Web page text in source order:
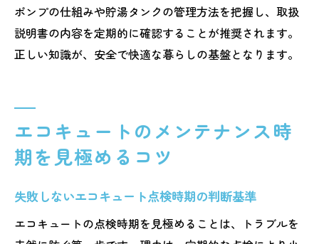
トラブル回避へエコキュート情報の正しい
見極め方
悪質業者を見抜くためのポイントと注意点
コツ
迷惑電話被害を防ぐエコキュート利用の心
エコキュート交換時に確認すべき費用の内
ポンプの仕組みや貯湯タンクの管理方法を把握し、取扱
説明書の内容を定期的に確認することが推奨されます。
正しい知識が、安全で快適な暮らしの基盤となります。
エコキュートのメンテナンス時
期を見極めるコツ
失敗しないエコキュート点検時期の判断基準
エコキュートの点検時期を見極めることは、トラブルを